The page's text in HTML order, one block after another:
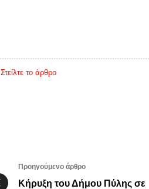
Στείλτε το άρθρο
Προηγούμενο άρθρο
Κήρυξη του Δήμου Πύλης σε